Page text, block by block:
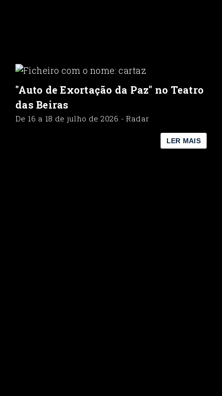
"Auto de Exortação da Paz" no Teatro
das Beiras
De 16 a 18 de julho de 2026 - Radar
LER MAIS